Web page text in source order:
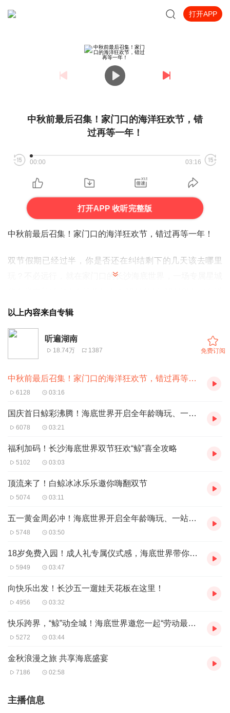
打开APP
中秋前最后召集！家门口的海洋狂欢节，错
过再等一年！
00:00 03:16
打开APP 收听完整版
中秋前最后召集！家门口的海洋狂欢节，错过再等一年！
双节假期已经过半，你是否还在纠结剩下的几天该去哪里
玩？不必远行，就在家门口的长沙海底世界，一场专属星城
狂欢节·鲸彩耀华年”持续升温，带你沉浸式体验海洋浪漫与
享受家门口的便利，出行无忧，轻松畅玩。长沙海底世界坐
车，都能轻松抵达。活动期间，更可享受5公里内打车费报
销。无需长途奔波，无需担心天气，室内海洋馆风雨无阻，
全家老小都能尽情享受假期。
舒适，拍照打卡更加尽兴！10月6日中秋节当天，特别推
人合唱《水调歌头》的特别环节，在浩瀚海洋的见证下，千
人同声歌唱，共同感受“月满人团圆”的节日氛围。
10月1日至10月7日，长沙海底世界夜场限时回归，游玩时
里，你可以打卡长沙海底世界独家打造的、全长沙唯一巨型
鲲灯。当夜幕降临，璀璨的灯光将点亮蔚蓝海底。在这里，
超过20场主题演艺和100余场精彩表演轮番上演，《海豚海
狮秀》《美人鱼表演》《萌犬逗趣醒狮秀》等经典节目将为
你带来震撼的视听享受。
以近距离呆萌撒娇的斑海豹、冰雪可爱的北极狐、威风凛凛
的大鲨鱼、佛系泡澡的卡皮巴拉，以及活泼好动的环尾狐猴
受生命的神奇与美好。
以上内容来自专辑
听遍湖南
18.74万 1387 免费订阅
中秋前最后召集！家门口的海洋狂欢节，错过再等一年！
6128 03:16
国庆首日鲸彩沸腾！海底世界开启全年龄嗨玩、一站式狂欢！
6078 03:21
福利加码！长沙海底世界双节狂欢“鲸”喜全攻略
5102 03:03
顶流来了！白鲸冰冰乐乐邀你嗨翻双节
5074 03:11
五一黄金周必冲！海底世界开启全年龄嗨玩、一站式狂欢！
5748 03:50
18岁免费入园！成人礼专属仪式感，海底世界带你放飞童年与青春！
5949 03:47
向快乐出发！长沙五一遛娃天花板在这里！
4956 03:32
快乐跨界，“鲸”动全城！海底世界邀您一起“劳动最光荣”！
5272 03:44
金秋浪漫之旅 共享海底盛宴
7186 02:58
主播信息